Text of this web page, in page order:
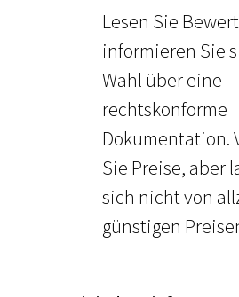
Lesen Sie
informieren Sie
Wahl über eine
rechtskonforme
Dokumentation.
Sie Preise, aber
sich nicht von
günstigen